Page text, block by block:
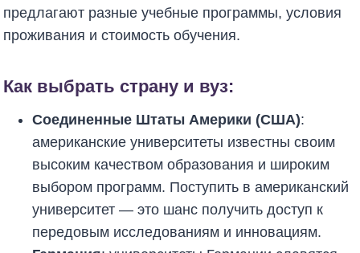
предлагают разные учебные программы, условия
проживания и стоимость обучения.
Как выбрать страну и вуз:
Соединенные Штаты Америки (США):
американские университеты известны своим
высоким качеством образования и широким
выбором программ. Поступить в американский
университет — это шанс получить доступ к
передовым исследованиям и инновациям.